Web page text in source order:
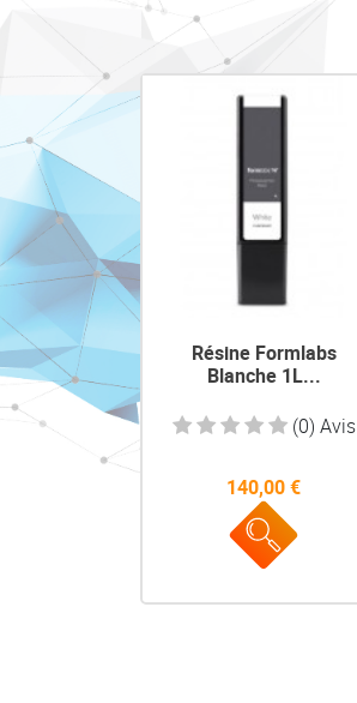
 Aperçu rapide
Résine Formlabs
Blanche 1L...
(0) Avis
Prix
140,00 €